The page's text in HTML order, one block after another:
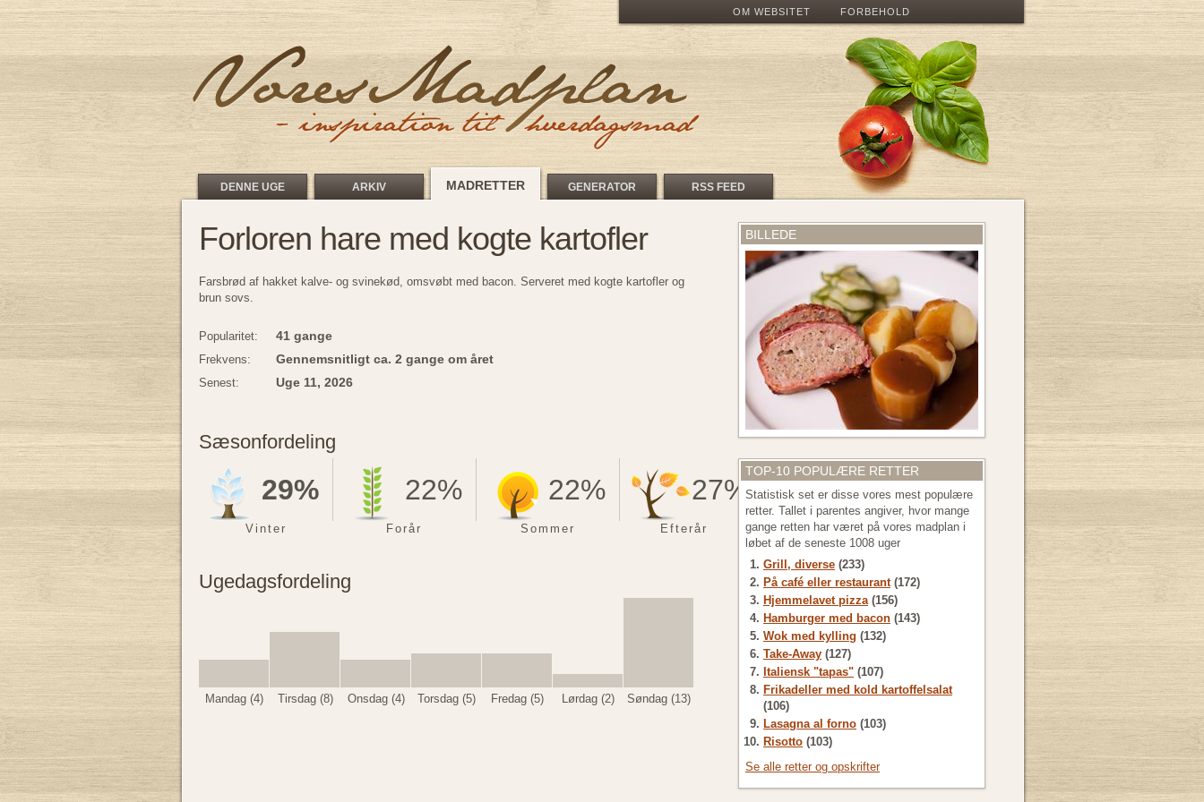
OM WEBSITET FORBEHOLD
Forloren hare med kogte kartofler
Farsbrød af hakket kalve- og svinekød, omsvøbt med bacon. Serveret med kogte kartofler og
brun sovs.
Popularitet: 41 gange
Frekvens: Gennemsnitligt ca. 2 gange om året
Senest: Uge 11, 2026
Sæsonfordeling
29% 22% 22% 27%
Vinter Forår Sommer Efterår
Ugedagsfordeling
Mandag (4) Tirsdag (8) Onsdag (4) Torsdag (5) Fredag (5) Lørdag (2) Søndag (13)
BILLEDE
TOP-10 POPULÆRE RETTER
Statistisk set er disse vores mest populære
retter. Tallet i parentes angiver, hvor mange
gange retten har været på vores madplan i
løbet af de seneste 1008 uger
Grill, diverse (233)
På café eller restaurant(172)
Hjemmelavet pizza(156)
Hamburger med bacon (143)
Wok med kylling (132)
Take-Away (127)
Italiensk "tapas" (107)
Frikadeller med kold kartoffelsalat
(106)
Lasagna al forno (103)
Risotto (103)
Se alle retter og opskrifter
DENNE UGE ARKIV MADRETTER GENERATOR RSS FEED